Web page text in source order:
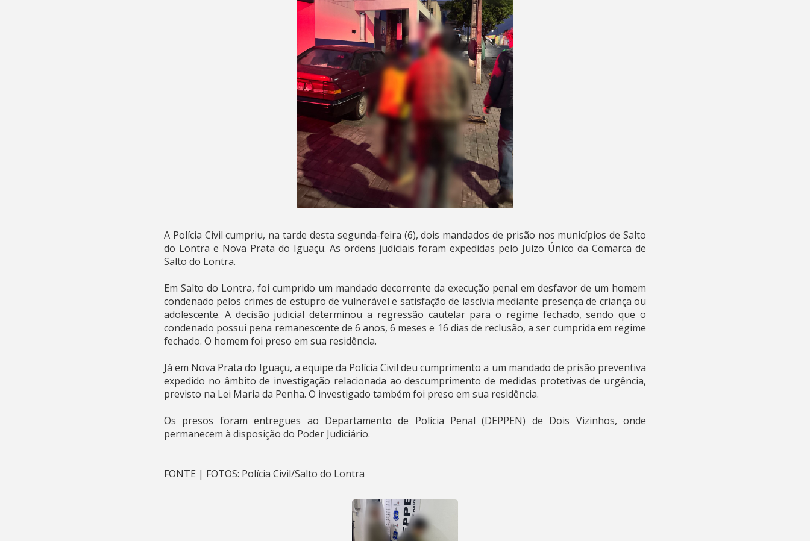
A Polícia Civil cumpriu, na tarde desta segunda-feira (6), dois mandados de prisão nos municípios de Salto
do Lontra e Nova Prata do Iguaçu. As ordens judiciais foram expedidas pelo Juízo Único da Comarca de
Salto do Lontra.
Em Salto do Lontra, foi cumprido um mandado decorrente da execução penal em desfavor de um homem
condenado pelos crimes de estupro de vulnerável e satisfação de lascívia mediante presença de criança ou
adolescente. A decisão judicial determinou a regressão cautelar para o regime fechado, sendo que o
condenado possui pena remanescente de 6 anos, 6 meses e 16 dias de reclusão, a ser cumprida em regime
fechado. O homem foi preso em sua residência.
Já em Nova Prata do Iguaçu, a equipe da Polícia Civil deu cumprimento a um mandado de prisão preventiva
expedido no âmbito de investigação relacionada ao descumprimento de medidas protetivas de urgência,
previsto na Lei Maria da Penha. O investigado também foi preso em sua residência.
Os presos foram entregues ao Departamento de Polícia Penal (DEPPEN) de Dois Vizinhos, onde
permanecem à disposição do Poder Judiciário.
FONTE | FOTOS: Polícia Civil/Salto do Lontra